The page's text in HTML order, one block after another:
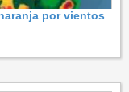
por vientos